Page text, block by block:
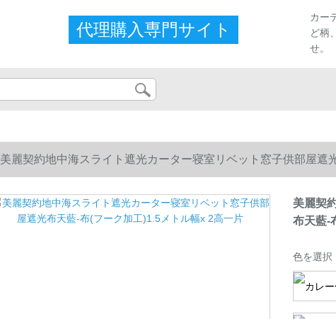
代理購入専門サイト
カー
ど柄
せ。
美麗契約地中海スライト遮光カーター寝室リベット窓子供部屋遮
美麗契
布天藍-
色を選択